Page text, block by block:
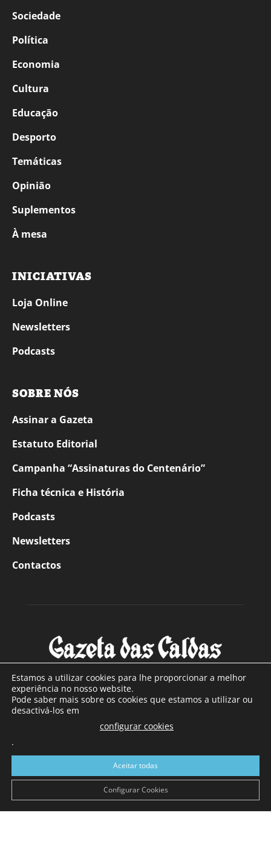
Sociedade
Política
Economia
Cultura
Educação
Desporto
Temáticas
Opinião
Suplementos
À mesa
INICIATIVAS
Loja Online
Newsletters
Podcasts
SOBRE NÓS
Assinar a Gazeta
Estatuto Editorial
Campanha “Assinaturas do Centenário”
Ficha técnica e História
Podcasts
Newsletters
Contactos
SOBRE NÓS
Com sede nas Caldas da Rainha e mais de 90 anos de
a sul de distrito de Leiria, com mais de 40.000 leitores por
toda a região Oeste. Jornal com distribuição em Portugal
Continental e assinatura online.
Estamos a utilizar cookies para lhe proporcionar a melhor
experiência no nosso website.
Pode saber mais sobre os cookies que estamos a utilizar ou
desactivá-los em
configurar cookies
.
Aceitar todas
Configurar Cookies